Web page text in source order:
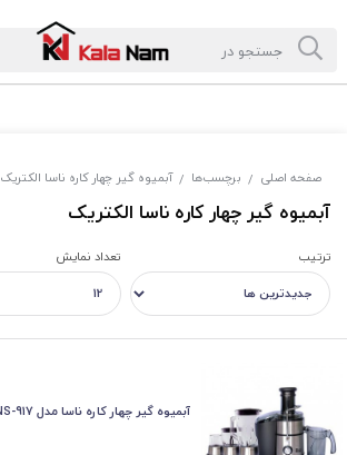
صفحه اصلی / برچسب‌ها / آبمیوه گیر چهار کاره ناسا الکتریک
آبمیوه گیر چهار کاره ناسا الکتریک
ترتیب تعداد نمایش
آبمیوه گیر چهار کاره ناسا مدل NS-917